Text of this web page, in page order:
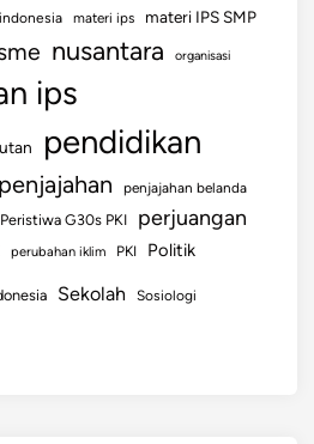
materi ips materi IPS SMP
nusantara organisasi
ips
pendidikan
penjajahan penjajahan belanda
Peristiwa G30s PKI perjuangan
perubahan iklim PKI Politik
Sekolah Sosiologi